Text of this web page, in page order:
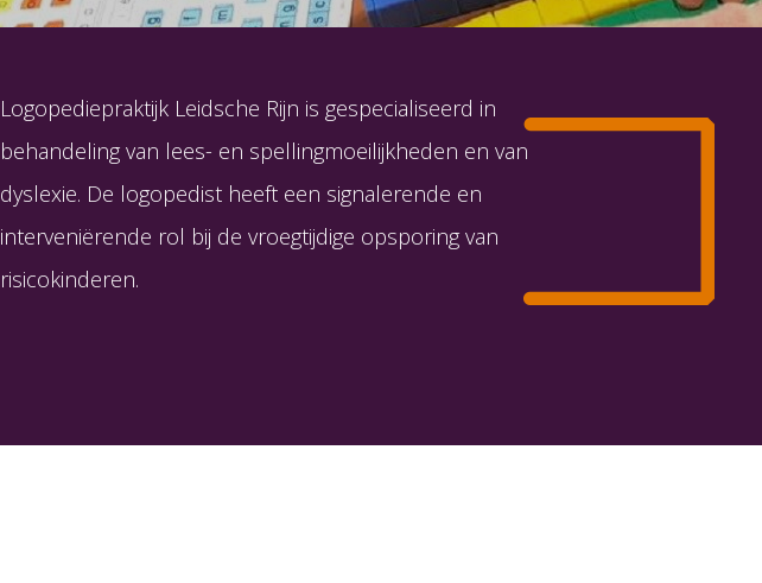
Logopediepraktijk Leidsche Rijn is gespecialiseerd in
behandeling van lees- en spellingmoeilijkheden en van
dyslexie. De logopedist heeft een signalerende en
interveniërende rol bij de vroegtijdige opsporing van
risicokinderen.